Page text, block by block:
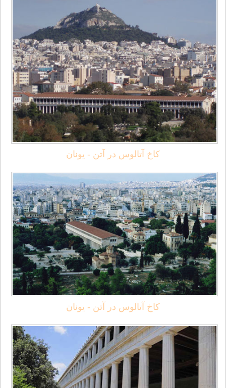
کاخ آتالوس در آتن - یونان
کاخ آتالوس در آتن - یونان